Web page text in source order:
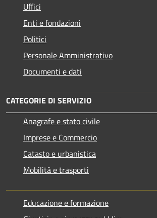
Uffici
Enti e fondazioni
Politici
Personale Amministrativo
Documenti e dati
CATEGORIE DI SERVIZIO
Anagrafe e stato civile
Imprese e Commercio
Catasto e urbanistica
Mobilità e trasporti
Educazione e formazione